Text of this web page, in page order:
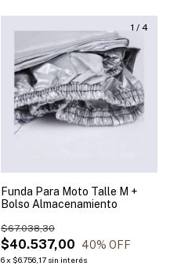
1 / 4
Funda Para Moto Talle M +
Bolso Almacenamiento
$40.537,00
$67.038,30
40% OFF
6x $6.756,17 sin interés